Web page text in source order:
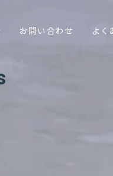
お問い合わせ よく